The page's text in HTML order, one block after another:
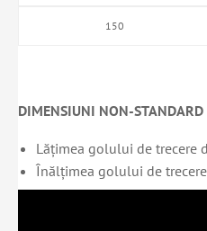
150
DIMENSIUNI NON-STANDARD
Lățimea golului de trecere
Înălțimea golului de